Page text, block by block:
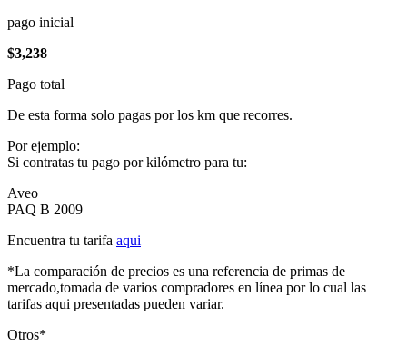
pago inicial
$3,238
Pago total
De esta forma solo pagas por los km que recorres.
Por ejemplo:
Si contratas tu pago por kilómetro para tu:
Aveo
PAQ B 2009
Encuentra tu tarifa aqui
*La comparación de precios es una referencia de primas de
mercado,tomada de varios compradores en línea por lo cual las
tarifas aqui presentadas pueden variar.
Otros*